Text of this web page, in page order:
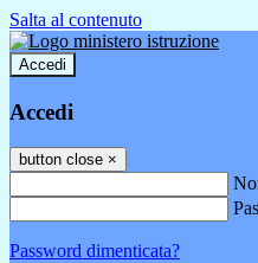
Salta al contenuto
Accedi
Accedi
button close ×
Password dimenticata?